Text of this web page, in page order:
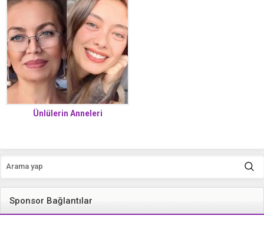
Ünlülerin Anneleri
Sponsor Bağlantılar